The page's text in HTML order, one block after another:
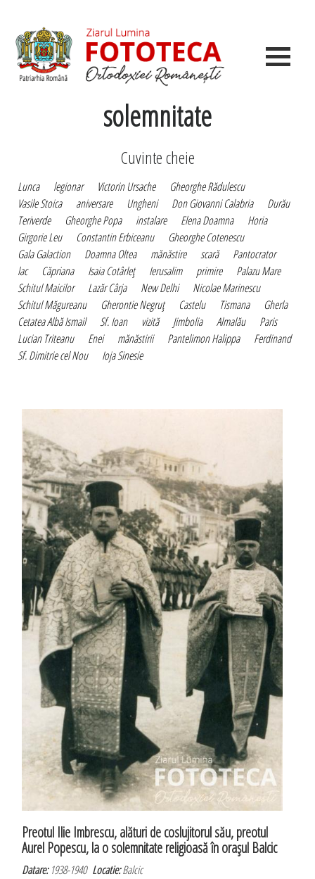
solemnitate
Cuvinte cheie
Lunca legionar Victorin Ursache
Gheorghe Rădulescu
Vasile Stoica
aniversare Ungheni Don Giovanni Calabria
Durău
Teriverde
Gheorghe Popa instalare Elena Doamna
Horia
Girgorie Leu
Constantin Erbiceanu
Gheorghe Cotenescu
Gala Galaction
Doamna Oltea mănăstire scară
Pantocrator
lac
Căpriana Isaia Cotârleţ Ierusalim primire
Palazu Mare
Schitul Maicilor
Lazăr Cârja New Delhi
Nicolae Marinescu
Schitul Măgureanu
Gherontie Negruţ Castelu Tismana
Gherla
Cetatea Albă Ismail
Sf. Ioan vizită Jimbolia Almalău
Paris
Lucian Triteanu
Enei mănăstirii Pantelimon Halippa
Ferdinand
Sf. Dimitrie cel Nou
Ioja Sinesie
Preotul Ilie Imbrescu, alături de coslujitorul său, preotul
Aurel Popescu, la o solemnitate religioasă în oraşul Balcic
Datare:1938-1940Locatie:Balcic